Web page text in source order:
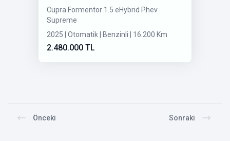
Cupra Formentor 1.5 eHybrid Phev
Supreme
2025 | Otomatik | Benzinli | 16.200 Km
2.480.000 TL
Önceki Sonraki